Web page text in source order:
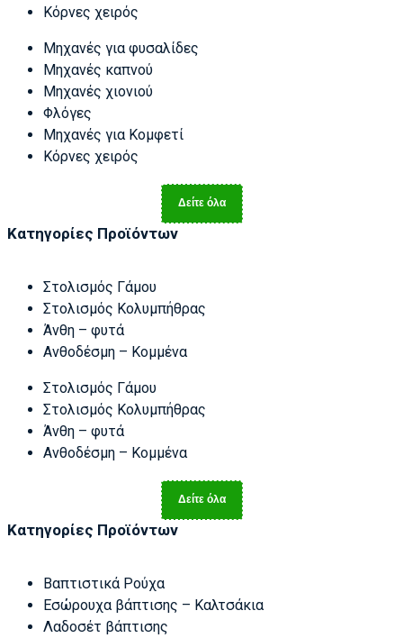
Κόρνες χειρός
Μηχανές για φυσαλίδες
Μηχανές καπνού
Μηχανές χιονιού
Φλόγες
Μηχανές για Κομφετί
Κόρνες χειρός
Δείτε όλα
Κατηγορίες Προϊόντων
Στολισμός Γάμου
Στολισμός Κολυμπήθρας
Άνθη – φυτά
Ανθοδέσμη – Κομμένα
Στολισμός Γάμου
Στολισμός Κολυμπήθρας
Άνθη – φυτά
Ανθοδέσμη – Κομμένα
Δείτε όλα
Κατηγορίες Προϊόντων
Βαπτιστικά Ρούχα
Εσώρουχα βάπτισης – Καλτσάκια
Λαδοσέτ βάπτισης